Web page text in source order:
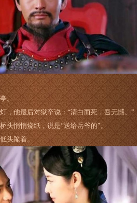
。
，他最后对狱卒说：“清白而死，吾无憾。”
头悄悄烧纸，说是“送给岳爷的”。
头跪着。